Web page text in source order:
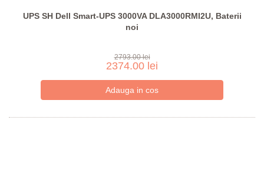
UPS SH Dell Smart-UPS 3000VA DLA3000RMI2U, Baterii
noi
2793.00 lei
2374.00 lei